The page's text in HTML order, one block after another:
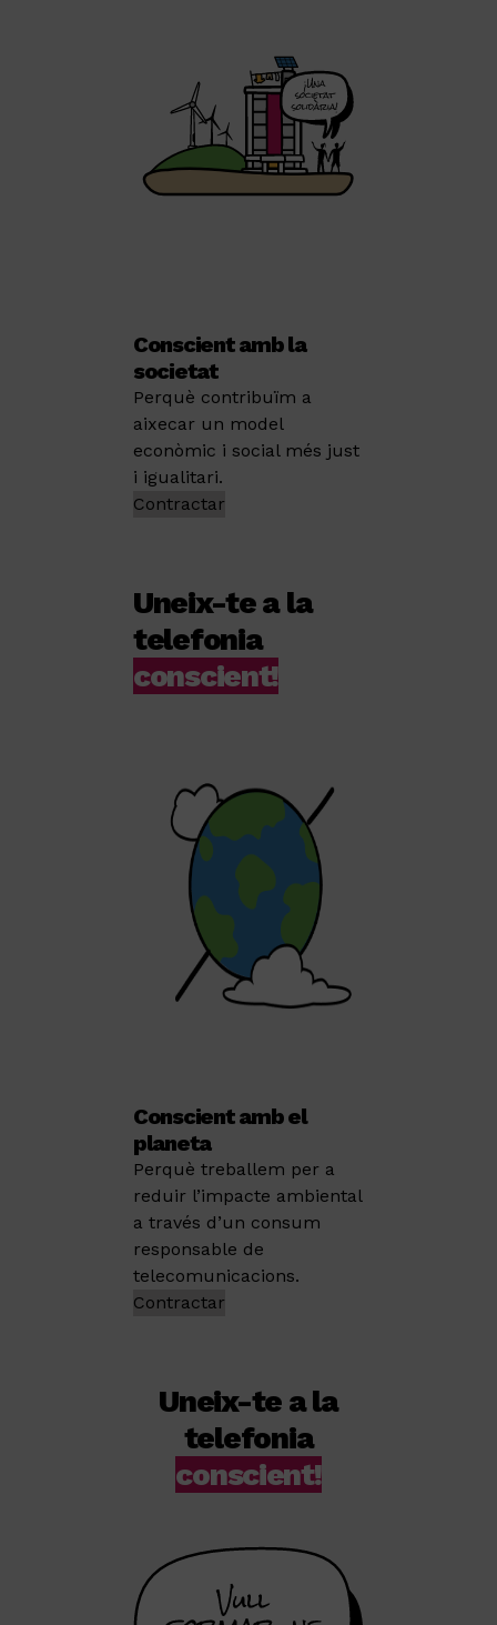
Conscient amb la
societat
Perquè contribuïm a
aixecar un model
econòmic i social més just
i igualitari.
Contractar
Uneix-te a la
telefonia
conscient!
Conscient amb el
planeta
Perquè treballem per a
reduir l’impacte ambiental
a través d’un consum
responsable de
telecomunicacions.
Contractar
Uneix-te a la
telefonia
conscient!